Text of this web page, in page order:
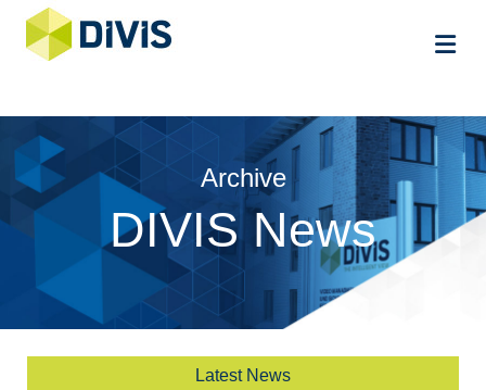
Archive
DIVIS News
Latest News